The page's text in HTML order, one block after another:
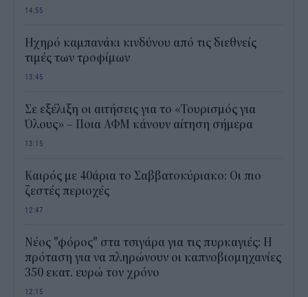
14:55
Ηχηρό καμπανάκι κινδύνου από τις διεθνείς
τιμές των τροφίμων
13:45
Σε εξέλιξη οι αιτήσεις για το «Τουρισμός για
Όλους» – Ποια ΑΦΜ κάνουν αίτηση σήμερα
13:15
Καιρός με 40άρια το Σαββατοκύριακο: Οι πιο
ζεστές περιοχές
12:47
Νέος "φόρος" στα τσιγάρα για τις πυρκαγιές: Η
πρόταση για να πληρώνουν οι καπνοβιομηχανίες
350 εκατ. ευρώ τον χρόνο
12:15